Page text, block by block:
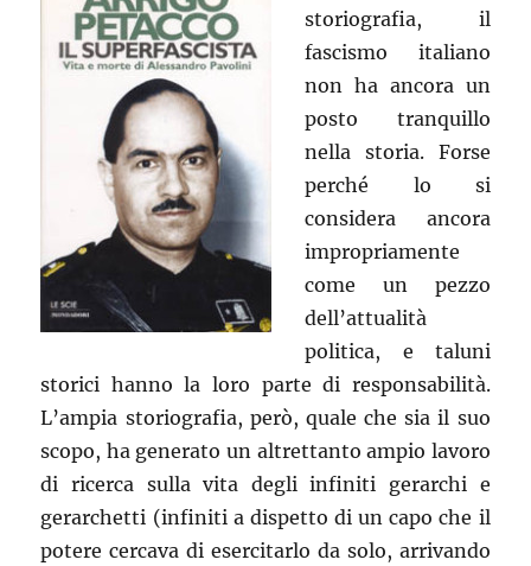
storiografia, il
fascismo italiano
non ha ancora un
posto tranquillo
nella storia. Forse
perché lo si
considera ancora
impropriamente
come un pezzo
dell’attualità
politica, e taluni
storici hanno la loro parte di responsabilità.
L’ampia storiografia, però, quale che sia il suo
scopo, ha generato un altrettanto ampio lavoro
di ricerca sulla vita degli infiniti gerarchi e
gerarchetti (infiniti a dispetto di un capo che il
potere cercava di esercitarlo da solo, arrivando